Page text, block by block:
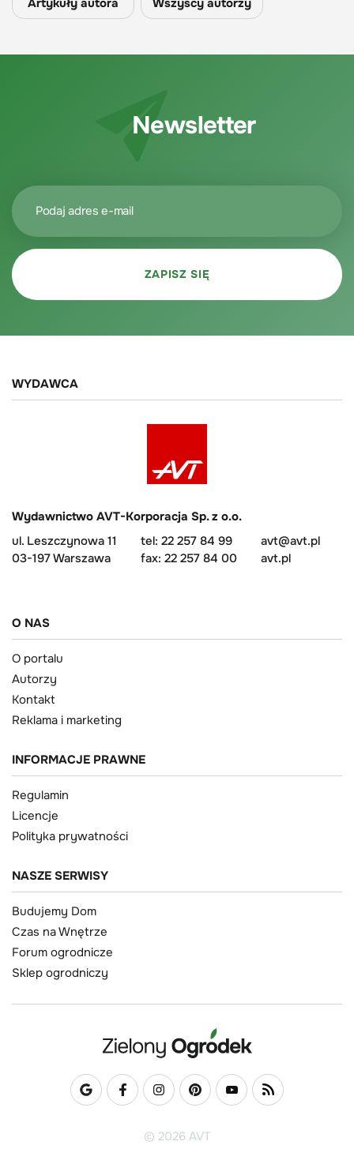
Newsletter
WYDAWCA
Wydawnictwo AVT-Korporacja Sp. z o.o.
ul. Leszczynowa 11
03-197 Warszawa
tel: 22 257 84 99
fax: 22 257 84 00
avt@avt.pl
avt.pl
O NAS
O portalu
Autorzy
Kontakt
Reklama i marketing
INFORMACJE PRAWNE
Regulamin
Licencje
Polityka prywatności
NASZE SERWISY
Budujemy Dom
Czas na Wnętrze
Forum ogrodnicze
Sklep ogrodniczy
© 2026 AVT